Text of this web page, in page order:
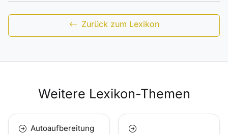
Zurück zum Lexikon
Weitere Lexikon-Themen
Autoaufbereitung